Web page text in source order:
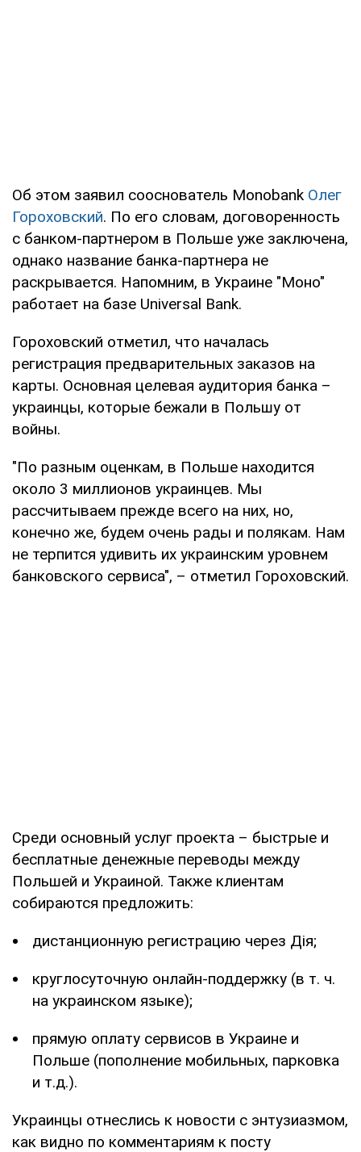
Об этом заявил сооснователь Monobank Олег
Гороховский. По его словам, договоренность
с банком-партнером в Польше уже заключена,
однако название банка-партнера не
раскрывается. Напомним, в Украине "Моно"
работает на базе Universal Bank.
Гороховский отметил, что началась
регистрация предварительных заказов на
карты. Основная целевая аудитория банка –
украинцы, которые бежали в Польшу от
войны.
"По разным оценкам, в Польше находится
около 3 миллионов украинцев. Мы
рассчитываем прежде всего на них, но,
конечно же, будем очень рады и полякам. Нам
не терпится удивить их украинским уровнем
банковского сервиса", – отметил Гороховский.
Среди основный услуг проекта – быстрые и
бесплатные денежные переводы между
Польшей и Украиной. Также клиентам
собираются предложить:
дистанционную регистрацию через Дія;
круглосуточную онлайн-поддержку (в т. ч.
на украинском языке);
прямую оплату сервисов в Украине и
Польше (пополнение мобильных, парковка
и т.д.).
Украинцы отнеслись к новости с энтузиазмом,
как видно по комментариям к посту